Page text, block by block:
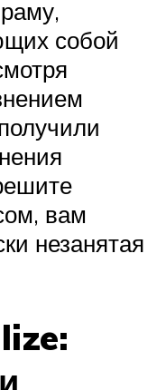
собой
вам
незанятая